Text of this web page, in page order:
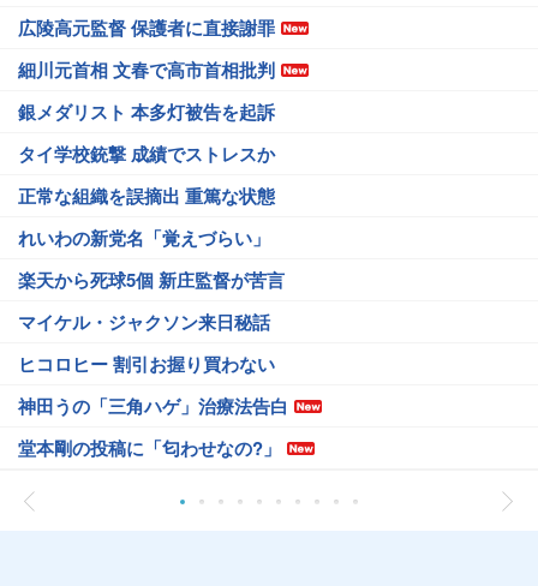
広陵高元監督 保護者に直接謝罪
細川元首相 文春で高市首相批判
銀メダリスト 本多灯被告を起訴
タイ学校銃撃 成績でストレスか
正常な組織を誤摘出 重篤な状態
れいわの新党名「覚えづらい」
楽天から死球5個 新庄監督が苦言
マイケル・ジャクソン来日秘話
ヒコロヒー 割引お握り買わない
神田うの「三角ハゲ」治療法告白
堂本剛の投稿に「匂わせなの?」